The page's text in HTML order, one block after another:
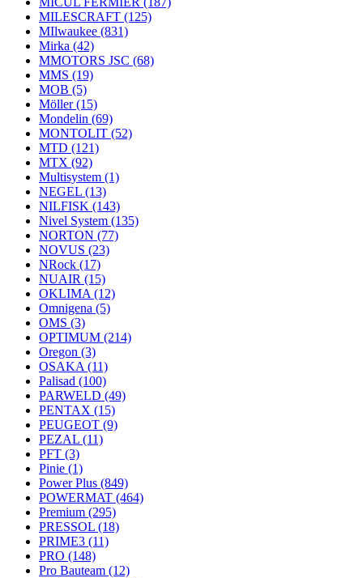
MILESCRAFT (125)
MIlwaukee (831)
Mirka (42)
MMOTORS JSC (68)
MMS (19)
MOB (5)
Möller(15)
Mondelin (69)
MONTOLIT (52)
MTD (121)
MTX (92)
Multisystem (1)
NEGEL (13)
NILFISK (143)
Nivel System (135)
NORTON (77)
NOVUS (23)
NRock (17)
NUAIR (15)
OKLIMA (12)
Omnigena (5)
OMS (3)
OPTIMUM (214)
Oregon (3)
OSAKA (11)
Palisad (100)
PARWELD (49)
PENTAX (15)
PEUGEOT (9)
PEZAL (11)
PFT (3)
Pinie (1)
Power Plus (849)
POWERMAT (464)
Premium (295)
PRESSOL (18)
PRIME3 (11)
PRO (148)
Pro Bauteam (12)